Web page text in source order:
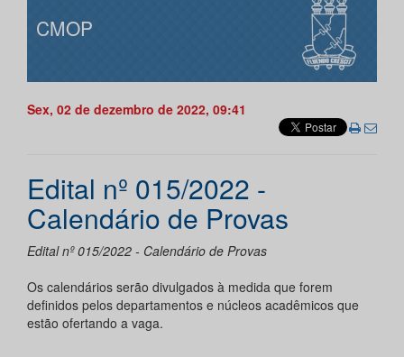
CMOP
Sex, 02 de dezembro de 2022, 09:41
Edital nº 015/2022 -
Calendário de Provas
Edital nº 015/2022 - Calendário de Provas
Os calendários serão divulgados à medida que forem
definidos pelos departamentos e núcleos acadêmicos que
estão ofertando a vaga.